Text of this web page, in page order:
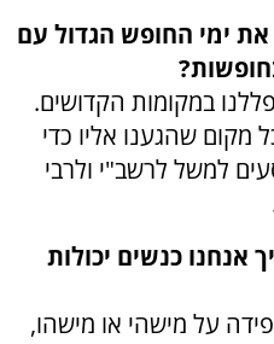
ימי החופש הגדול עם
במקומות הקדושים.
מקום שהגענו אליו כדי
למשל לרשב"י ולרבי
אנחנו כנשים יכולות
על מישהי או מישהו,